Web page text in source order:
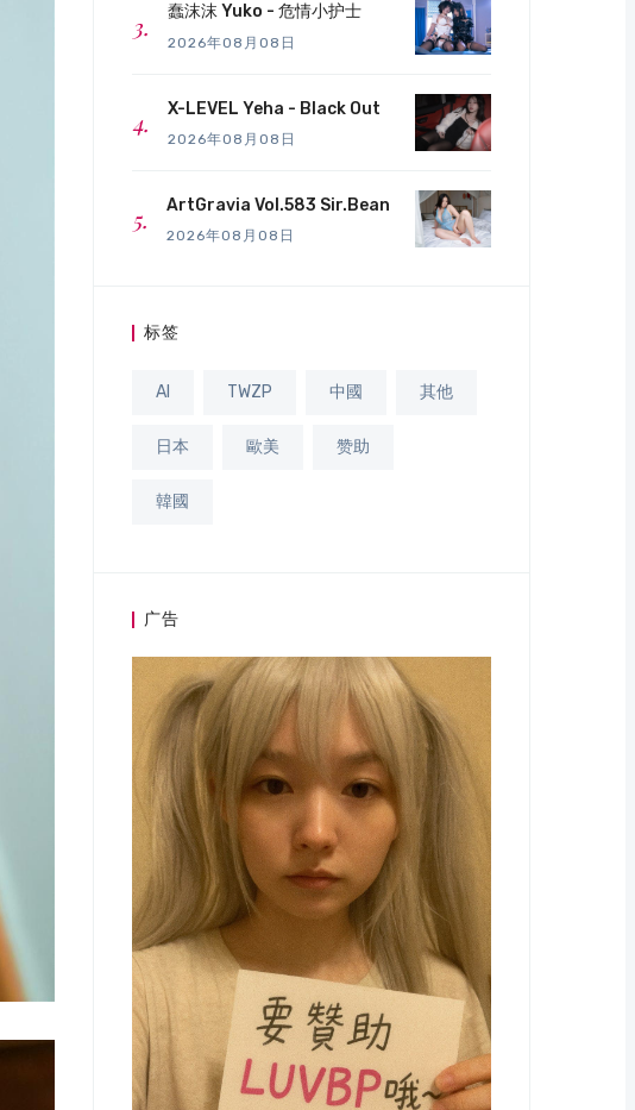
蠢沫沫 Yuko - 危情小护士
2026年08月08日
X-LEVEL Yeha - Black Out
2026年08月08日
ArtGravia Vol.583 Sir.Bean
2026年08月08日
标签
AI TWZP 中國 其他
日本 歐美 赞助
韓國
广告